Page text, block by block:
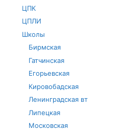
ЦПК
ЦПЛИ
Школы
Бирмская
Гатчинская
Егорьевская
Кировобадская
Ленинградская вт
Липецкая
Московская